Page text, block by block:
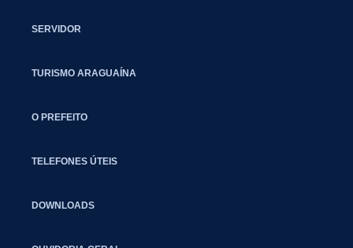
SERVIDOR
TURISMO ARAGUAÍNA
O PREFEITO
TELEFONES ÚTEIS
DOWNLOADS